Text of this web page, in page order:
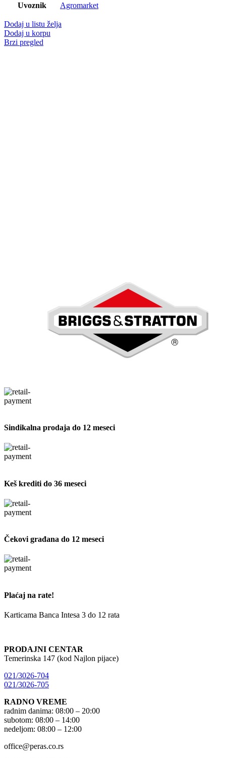
Uvoznik Agromarket
Dodaj u listu želja
Dodaj u korpu
Brzi pregled
Sindikalna prodaja do 12 meseci
Keš krediti do 36 meseci
Čekovi građana do 12 meseci
Plaćaj na rate!
Karticama Banca Intesa 3 do 12 rata
PRODAJNI CENTAR
Temerinska 147 (kod Najlon pijace)
021/3026-704
021/3026-705
RADNO VREME
radnim danima: 08:00 – 20:00
subotom: 08:00 – 14:00
nedeljom: 08:00 – 12:00
office@peras.co.rs